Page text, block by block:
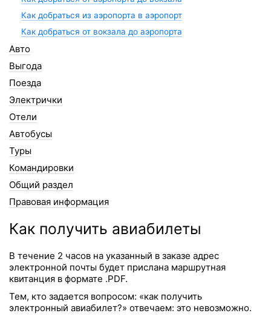
Как добраться из аэропорта в аэропорт
Как добраться от вокзала до аэропорта
Авто
Выгода
Поезда
Электрички
Отели
Автобусы
Туры
Командировки
Общий раздел
Правовая информация
Как получить авиабилеты
В течение 2 часов на указанный в заказе адрес
электронной почты будет прислана маршрутная
квитанция в формате .PDF.
Тем, кто задается вопросом: «как получить
электронный авиабилет?» отвечаем: это невозможно.